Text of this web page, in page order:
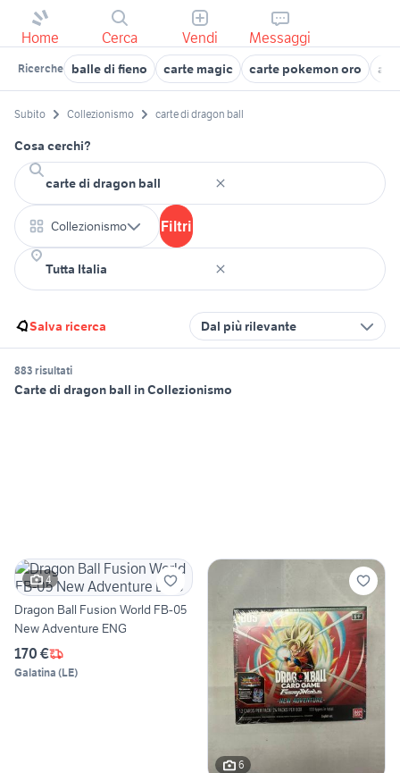
Home Cerca Vendi Messaggi
Ricerche balle di fieno carte magic carte pokemon oro
Subito Collezionismo carte di dragon ball
Cosa cerchi?
Collezionismo Filtri
Salva ricerca Dal più rilevante
883 risultati
Carte di dragon ball in Collezionismo
4
Dragon Ball Fusion World FB-05
New Adventure ENG
170 €
Galatina (LE)
6